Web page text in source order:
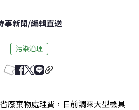
事新聞/編輯直送
污染治理
廢棄物處理費，日前調來大型機具